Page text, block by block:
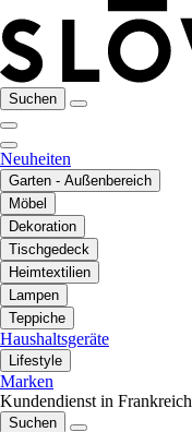
Suchen
Neuheiten
Garten - Außenbereich
Möbel
Dekoration
Tischgedeck
Heimtextilien
Lampen
Teppiche
Haushaltsgeräte
Lifestyle
Marken
Kundendienst in Frankreich
Suchen